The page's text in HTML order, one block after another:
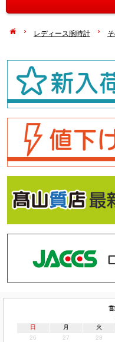
レディース腕時計
日
月 火
26
27 28